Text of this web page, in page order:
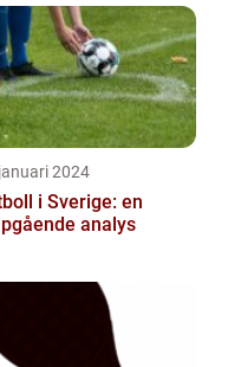
2024
i Sverige: en
analys